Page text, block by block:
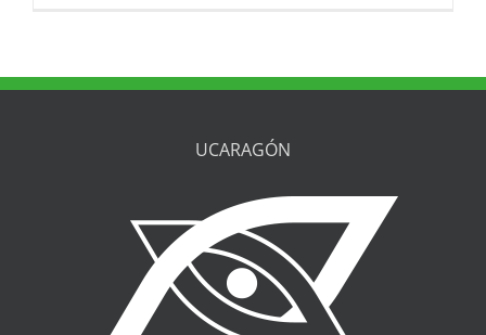
UCARAGÓN